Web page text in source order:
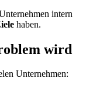
intern
haben.
wird
Unternehmen: